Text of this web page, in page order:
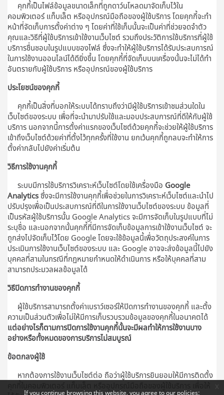
คุกกี้เป็นไฟล์ข้อมูลขนาดเล็กที่ถูกดาว์นโหลดมาจัดเก็บไว้ใน
คอมพิวเตอร์ แท็บเล็ต หรืออุปกรณ์มือถือของผู้ใช้บริการ โดยคุกกี้จะทำ
หน้าที่จัดเก็บการตั้งค่าต่าง ๆ โดยค่าที่ใช้เก็บนั้นจะเป็นค่าที่ช่วยจดจำตัว
คุณและวิธีที่ผู้ใช้บริการเข้าใช้งานเว็บไซต์ รวมถึงประวัติการใช้บริการที่ผู้ใช้
บริการชื่นชอบในรูปแบบของไฟล์ ซึ่งจะทำให้ผู้ใช้บริการได้รับประสบการณ์
ในการใช้งานออนไลน์ได้ดียิ่งขึ้น โดยคุกกี้ที่จัดเก็บบนเครื่องนั้นจะไม่ได้ทำ
อันตรายกับผู้ใช้บริการ หรืออุปกรณ์ของผู้ใช้บริการ
ประโยชน์ของคุกกี้
คุกกี้เป็นสิ่งที่บอกให้ระบบได้ทราบถึงว่ามีผู้ใช้บริการเข้าชมส่วนใดใน
เว็บไซต์ของระบบ เพื่อที่จะนำมาปรับใช้และมอบประสบการณ์ที่ดีให้กับผู้ใช้
บริการ นอกจากนี้การตั้งค่าแรกของเว็บไซต์ด้วยคุกกี้จะช่วยให้ผู้ใช้บริการ
เข้าถึงเว็บไซต์ด้วยค่าที่ตั้งไว้ทุกครั้งที่ใช้งาน ยกเว้นคุกกี้ถูกลบจะทำให้การ
ตั้งค่ากลับไปยังค่าเริ่มต้น
วิธีการใช้งานคุกกี้
ระบบมีการใช้บริการวิเคราะห์เว็บไซต์โดยใช้เครื่องมือ Google
Analytics ซึ่งจะมีการใช้งานคุกกี้เพื่อช่วยในการวิเคราะห์เว็บไซต์และนำไป
ปรับปรุงเพื่อเป็นประสบการณ์ที่ดีในการใช้งานเว็บไซต์ของระบบ ข้อมูลที่
เป็นรหัสผู้ใช้บริการนั้น Google Analytics จะมีการจัดเก็บในรูปแบบที่ไม่
ระบุชื่อ และนอกจากนั้นคุกกี้ที่มีการจัดเก็บข้อมูลการเข้าใช้งานเว็บไซต์ จะ
ถูกส่งไปจัดเก็บไว้โดย Google โดยจะใช้ข้อมูลนี้เพื่อวัตถุประสงค์ในการ
ประเมินการใช้งานเว็บไซต์ของระบบ และ Google อาจจะส่งข้อมูลนี้ไปยัง
บุคคลที่สามในกรณีที่กฏหมายกำหนดให้ดำเนินการ หรือให้บุคคลที่สาม
สามารถประมวลผลข้อมูลได้
วิธีปิดการทำงานของคุกกี้
ผู้ใช้บริการสามารถตั้งค่าเบราว์เซอร์ให้ปิดการทำงานของคุกกี้ และตั้ง
ความเป็นส่วนตัวเพื่อไม่ให้มีการเก็บรวบรวมข้อมูลของคุกกี้ในอนาคตได้
แต่อย่างไรก็ตามการปิดการใช้งานคุกกี้นั้นจะมีผลทำให้การใช้งานบาง
อย่างหรือทั้งหมดของการบริการไม่สมบูรณ์
ข้อตกลงผู้ใช้
หากต้องการใช้งานเว็บไซต์ต่อ ถือว่าผู้ใช้บริการยินยอมให้มีการติดตั้ง
If you continue browsing this website, you agree to our policies: